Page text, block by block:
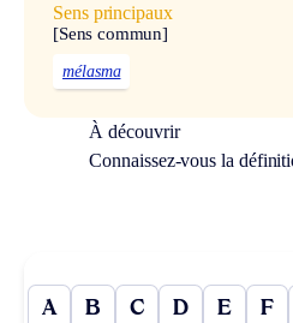
Sens principaux
[Sens commun]
mélasma
À découvrir
Connaissez-vous la
A B C D E F